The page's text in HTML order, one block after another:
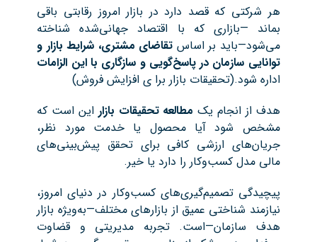
هر شرکتی که قصد دارد در بازار امروز رقابتی باقی
بماند —بازاری که با اقتصاد جهانی‌شده شناخته
می‌شود—باید بر اساس تقاضای مشتری، شرایط بازار و
توانایی سازمان در پاسخ‌گویی و سازگاری با این الزامات
اداره شود.(تحقیقات بازار برا ی افزایش فروش)
هدف از انجام یک مطالعه تحقیقات بازار این است که
مشخص شود آیا محصول یا خدمت مورد نظر،
جریان‌های ارزشی کافی برای تحقق پیش‌بینی‌های
مالی مدل کسب‌وکار را دارد یا خیر.
پیچیدگی تصمیم‌گیری‌های کسب‌وکار در دنیای امروز،
نیازمند شناختی عمیق از بازارهای مختلف—به‌ویژه بازار
هدف سازمان—است. تجربه مدیریتی و قضاوت